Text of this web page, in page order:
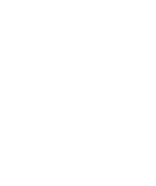
Părțile nu pot să obțină
care Rusia din când în când
Kievul depune eforturi și le
Deci nu ne putem aștepta la
septembrie 2022, dar nici
propaganda rusă. Sunt
încurajarea populației, de